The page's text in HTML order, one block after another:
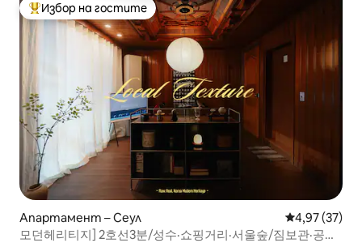
Най-популярен избор на гостите
Избор на гостите
Апартамент – Сеул Средна
4,97 (37)
모던헤리티지] 2호선3분/성수·쇼핑거리·서울숲/짐보관·공항